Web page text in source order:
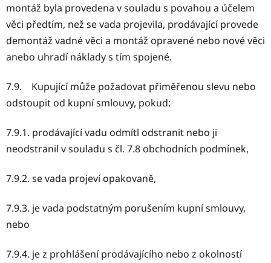
montáž byla provedena v souladu s povahou a účelem
věci předtím, než se vada projevila, prodávající provede
demontáž vadné věci a montáž opravené nebo nové věci
anebo uhradí náklady s tím spojené.
7.9. Kupující může požadovat přiměřenou slevu nebo
odstoupit od kupní smlouvy, pokud:
7.9.1. prodávající vadu odmítl odstranit nebo ji
neodstranil v souladu s čl. 7.8 obchodních podmínek,
7.9.2. se vada projeví opakovaně,
7.9.3. je vada podstatným porušením kupní smlouvy,
nebo
7.9.4. je z prohlášení prodávajícího nebo z okolností